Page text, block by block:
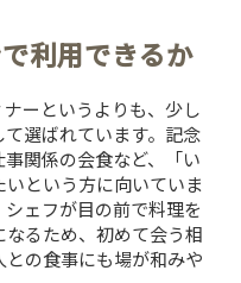
利用できるか
ーというよりも、少し
選ばれています。記念
関係の会食など、「い
という方に向いていま
ェフが目の前で料理を
るため、初めて会う相
の食事にも場が和みや